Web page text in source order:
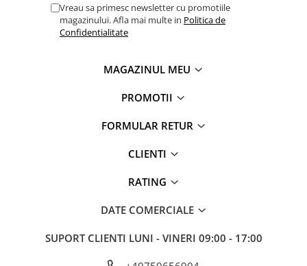
Este confectionat din cauciuc antiaderent, care se
sa reusiti sa desfaceti sticla sau borcanul fara prea
ustensilele uzuale ale oricarei bucatarii, fiind la fel de
Vreau sa primesc newsletter cu promotiile
magazinului. Afla mai multe in Politica de
Confidentialitate
MAGAZINUL MEU
PROMOTII
FORMULAR RETUR
CLIENTI
RATING
DATE COMERCIALE
SUPORT CLIENTI LUNI - VINERI 09:00 - 17:00